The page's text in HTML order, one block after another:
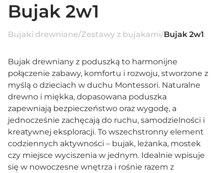
Bujak 2w1
Bujaki drewniane/Zestawy z bujakami/Bujak 2w1
Bujak drewniany z poduszką to harmonijne
połączenie zabawy, komfortu i rozwoju, stworzone z
myślą o dzieciach w duchu Montessori. Naturalne
drewno i miękka, dopasowana poduszka
zapewniają bezpieczeństwo oraz wygodę, a
jednocześnie zachęcają do ruchu, samodzielności i
kreatywnej eksploracji. To wszechstronny element
codziennych aktywności – bujak, leżanka, mostek
czy miejsce wyciszenia w jednym. Idealnie wpisuje
się w nowoczesne wnętrza i rośnie razem z